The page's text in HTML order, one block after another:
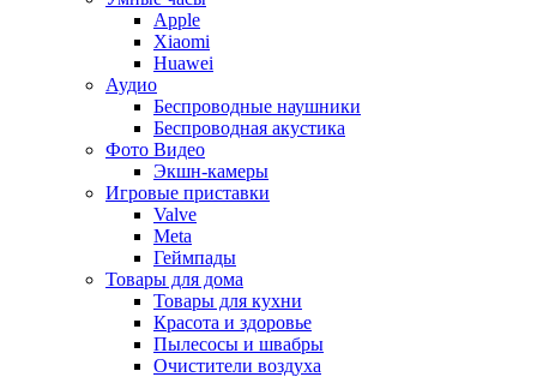
Apple
Xiaomi
Huawei
Аудио
Беспроводные наушники
Беспроводная акустика
Фото Видео
Экшн-камеры
Игровые приставки
Valve
Meta
Геймпады
Товары для дома
Товары для кухни
Красота и здоровье
Пылесосы и швабры
Очистители воздуха